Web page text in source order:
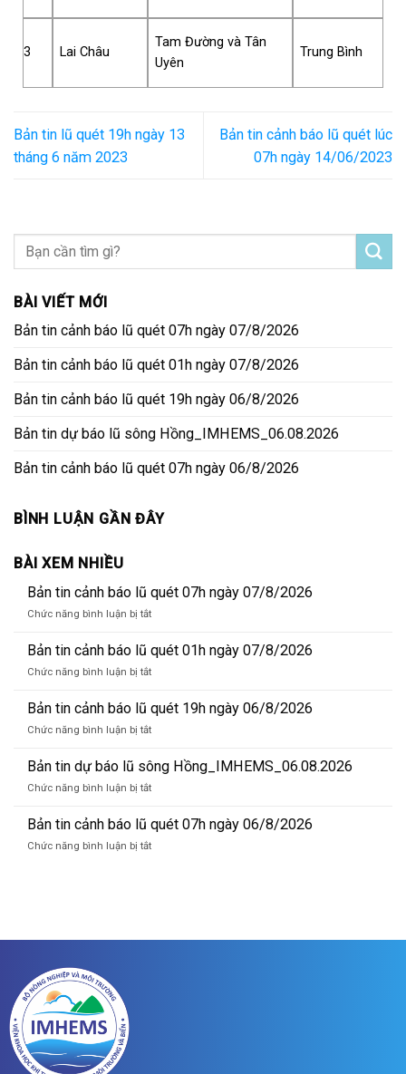
3 Lai Châu
Tam Đường và Tân
Uyên
Trung Bình
Bản tin lũ quét 19h ngày 13
tháng 6 năm 2023
Bản tin cảnh báo lũ quét lúc
07h ngày 14/06/2023
BÀI VIẾT MỚI
Bản tin cảnh báo lũ quét 07h ngày 07/8/2026
Bản tin cảnh báo lũ quét 01h ngày 07/8/2026
Bản tin cảnh báo lũ quét 19h ngày 06/8/2026
Bản tin dự báo lũ sông Hồng_IMHEMS_06.08.2026
Bản tin cảnh báo lũ quét 07h ngày 06/8/2026
BÌNH LUẬN GẦN ĐÂY
BÀI XEM NHIỀU
Bản tin cảnh báo lũ quét 07h ngày 07/8/2026
Chức năng bình luận bị tắtở
tin
cảnh
báo
quét
07h
07/8/2026
Bản tin cảnh báo lũ quét 01h ngày 07/8/2026
Chức năng bình luận bị tắtở
tin
cảnh
báo
quét
01h
07/8/2026
Bản tin cảnh báo lũ quét 19h ngày 06/8/2026
Chức năng bình luận bị tắtở
tin
cảnh
báo
quét
19h
Bản tin dự báo lũ sông Hồng_IMHEMS_06.08.2026
Chức năng bình luận bị tắtở
tin
dự
báo
Bản tin cảnh báo lũ quét 07h ngày 06/8/2026
Chức năng bình luận bị tắtở
quét